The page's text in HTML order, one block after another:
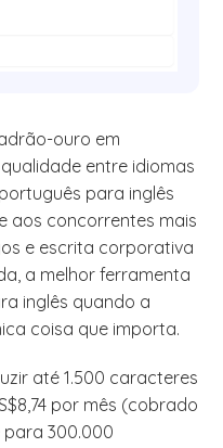
ouro em
entre idiomas
para inglês
aos concorrentes mais
e escrita corporativa
a melhor ferramenta
inglês quando a
coisa que importa.
até 1.500 caracteres
por mês (cobrado
para 300.000